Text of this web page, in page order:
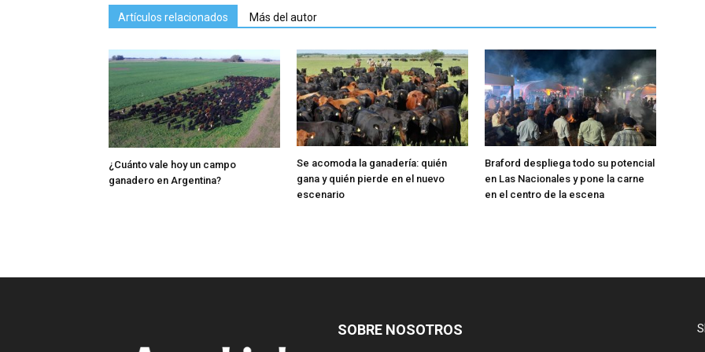
Artículos relacionados Más del autor
¿Cuánto vale hoy un campo
ganadero en Argentina?
Se acomoda la ganadería: quién
gana y quién pierde en el nuevo
escenario
Braford despliega todo su potencial
en Las Nacionales y pone la carne
en el centro de la escena
SOBRE NOSOTROS